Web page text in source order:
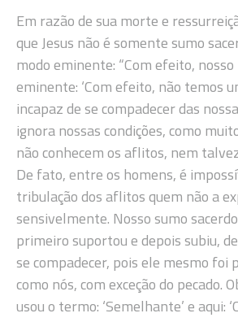
Em razão de sua morte e
que Jesus não é somente sumo
modo eminente: “Com efeito,
eminente: ‘Com efeito, não temos
incapaz de se compadecer das
ignora nossas condições, como
não conhecem os aflitos, nem
De fato, entre os homens, é
tribulação dos aflitos quem não a
sensivelmente. Nosso sumo
primeiro suportou e depois subiu,
se compadecer, pois ele mesmo foi
como nós, com exceção do pecado.
usou o termo: ‘Semelhante’ e aqui: